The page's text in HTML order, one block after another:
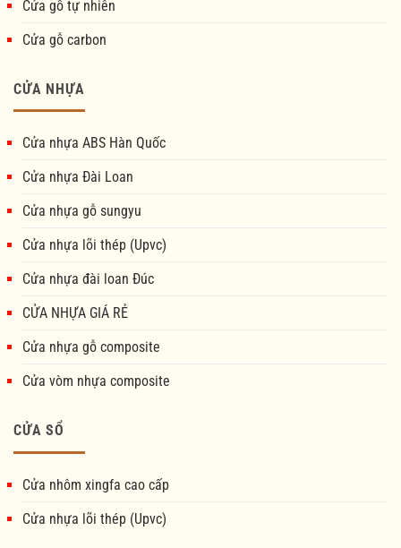
Cửa gỗ tự nhiên
Cửa gỗ carbon
CỬA NHỰA
Cửa nhựa ABS Hàn Quốc
Cửa nhựa Đài Loan
Cửa nhựa gỗ sungyu
Cửa nhựa lõi thép (Upvc)
Cửa nhựa đài loan Đúc
CỬA NHỰA GIÁ RẺ
Cửa nhựa gỗ composite
Cửa vòm nhựa composite
CỬA SỔ
Cửa nhôm xingfa cao cấp
Cửa nhựa lõi thép (Upvc)